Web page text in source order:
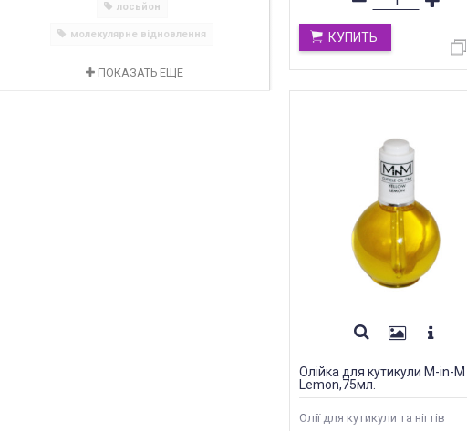
лосьйон
молекулярне відновлення
ПОКАЗАТЬ ЕЩЕ
КУПИТЬ
Олійка для кутикули M-in-M
Lemon,75мл.
Олії для кутикули та нігтів